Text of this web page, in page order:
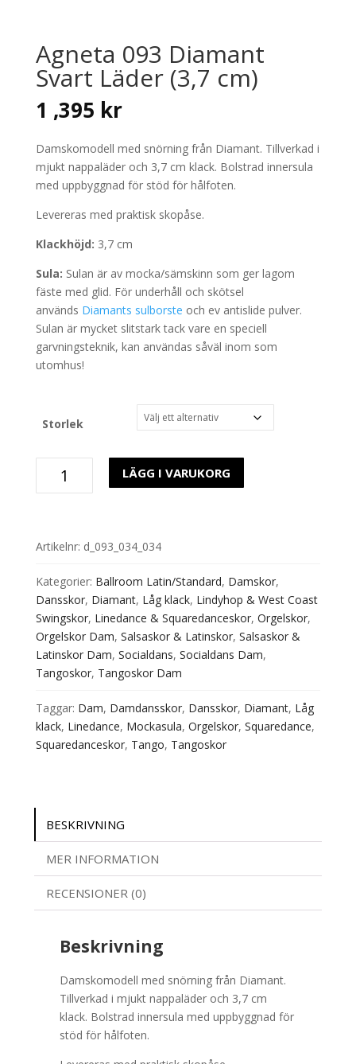
Agneta 093 Diamant
Svart Läder (3,7 cm)
1 ,395 kr
Damskomodell med snörning från Diamant. Tillverkad i
mjukt nappaläder och 3,7 cm klack. Bolstrad innersula
med uppbyggnad för stöd för hålfoten.
Levereras med praktisk skopåse.
Klackhöjd: 3,7 cm
Sula: Sulan är av mocka/sämskinn som ger lagom
fäste med glid. För underhåll och skötsel
används Diamants sulborste och ev antislide pulver.
Sulan är mycket slitstark tack vare en speciell
garvningsteknik, kan användas såväl inom som
utomhus!
Storlek
Läder
cm)
mängd
LÄGG I VARUKORG
Artikelnr: d_093_034_034
Kategorier: Ballroom Latin/Standard, Damskor,
Dansskor, Diamant, Låg klack, Lindyhop & West Coast
Swingskor, Linedance & Squaredanceskor, Orgelskor,
Orgelskor Dam, Salsaskor & Latinskor, Salsaskor &
Latinskor Dam, Socialdans, Socialdans Dam,
Tangoskor, Tangoskor Dam
Taggar: Dam, Damdansskor, Dansskor, Diamant, Låg
klack, Linedance, Mockasula, Orgelskor, Squaredance,
Squaredanceskor, Tango, Tangoskor
BESKRIVNING
MER INFORMATION
RECENSIONER (0)
Beskrivning
Damskomodell med snörning från Diamant.
Tillverkad i mjukt nappaläder och 3,7 cm
klack. Bolstrad innersula med uppbyggnad för
stöd för hålfoten.